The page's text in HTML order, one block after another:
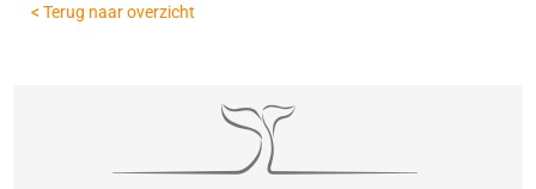
< Terug naar overzicht